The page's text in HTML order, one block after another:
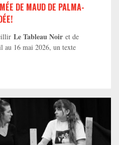
DE MAUD DE PALMA-
Le Tableau Noir et de
au 16 mai 2026, un texte